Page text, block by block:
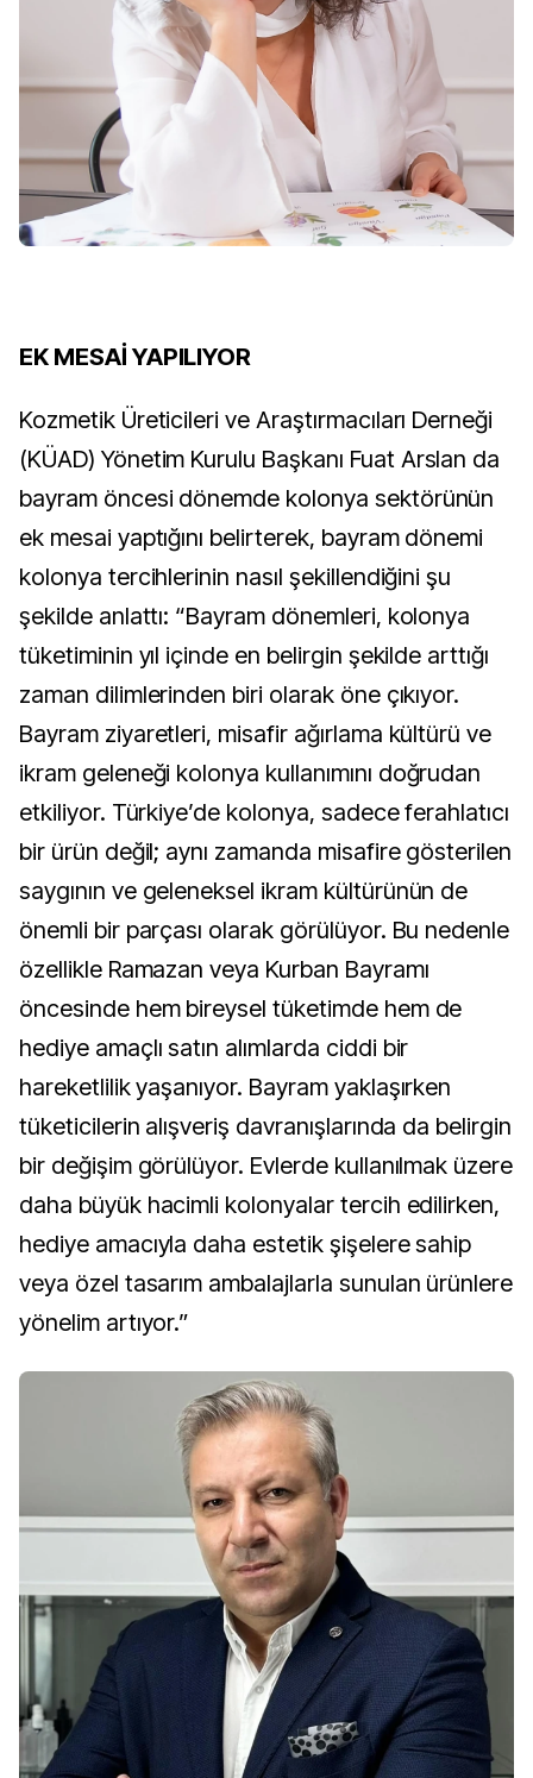
EK MESAİ YAPILIYOR
Kozmetik Üreticileri ve Araştırmacıları Derneği
(KÜAD) Yönetim Kurulu Başkanı Fuat Arslan da
bayram öncesi dönemde kolonya sektörünün
ek mesai yaptığını belirterek, bayram dönemi
kolonya tercihlerinin nasıl şekillendiğini şu
şekilde anlattı: “Bayram dönemleri, kolonya
tüketiminin yıl içinde en belirgin şekilde arttığı
zaman dilimlerinden biri olarak öne çıkıyor.
Bayram ziyaretleri, misafir ağırlama kültürü ve
ikram geleneği kolonya kullanımını doğrudan
etkiliyor. Türkiye’de kolonya, sadece ferahlatıcı
bir ürün değil; aynı zamanda misafire gösterilen
saygının ve geleneksel ikram kültürünün de
önemli bir parçası olarak görülüyor. Bu nedenle
özellikle Ramazan veya Kurban Bayramı
öncesinde hem bireysel tüketimde hem de
hediye amaçlı satın alımlarda ciddi bir
hareketlilik yaşanıyor. Bayram yaklaşırken
tüketicilerin alışveriş davranışlarında da belirgin
bir değişim görülüyor. Evlerde kullanılmak üzere
daha büyük hacimli kolonyalar tercih edilirken,
hediye amacıyla daha estetik şişelere sahip
veya özel tasarım ambalajlarla sunulan ürünlere
yönelim artıyor.”